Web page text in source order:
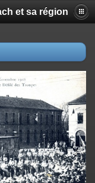
et sa région